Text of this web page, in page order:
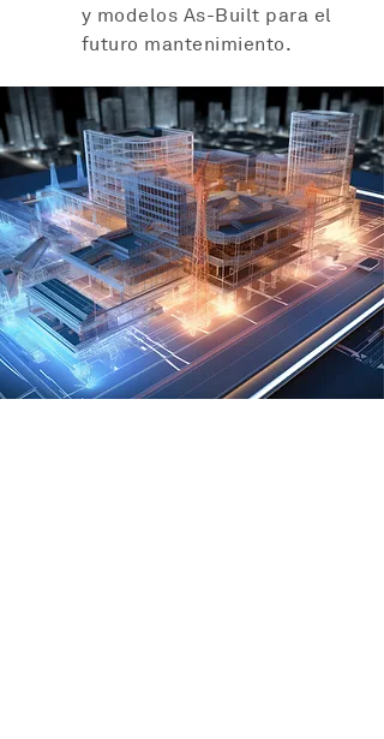
y modelos As-Built para el
futuro mantenimiento.